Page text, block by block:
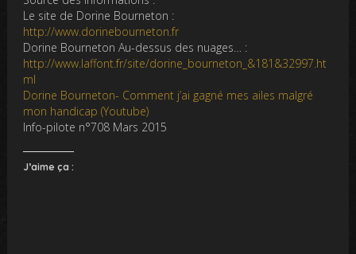
Le site de Dorine Bourneton :
http://www.dorinebourneton.fr
Dorine Bourneton Au-dessus des nuages… :
http://www.laffont.fr/site/dorine_bourneton_&181&32997.ht
ml
Dorine Bourneton- Comment j’ai gagné mes ailes malgré
mon handicap (Youtube)
Info-pilote n°708 Mars 2015
J’aime ça :